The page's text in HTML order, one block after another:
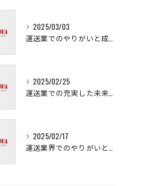
2025/03/03
運送業でのやりがいと成長の秘訣
2025/02/25
運送業での充実した未来を拓く方法
2025/02/17
運送業界でのやりがいと可能性